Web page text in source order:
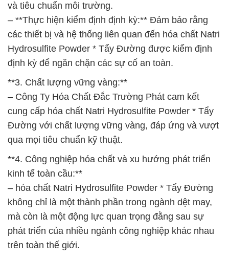
và tiêu chuẩn môi trường.
– **Thực hiện kiểm định định kỳ:** Đảm bảo rằng
các thiết bị và hệ thống liên quan đến hóa chất Natri
Hydrosulfite Powder * Tẩy Đường được kiểm định
định kỳ để ngăn chặn các sự cố an toàn.
**3. Chất lượng vững vàng:**
– Công Ty Hóa Chất Đắc Trường Phát cam kết
cung cấp hóa chất Natri Hydrosulfite Powder * Tẩy
Đường với chất lượng vững vàng, đáp ứng và vượt
qua mọi tiêu chuẩn kỹ thuật.
**4. Công nghiệp hóa chất và xu hướng phát triển
kinh tế toàn cầu:**
– hóa chất Natri Hydrosulfite Powder * Tẩy Đường
không chỉ là một thành phần trong ngành dệt may,
mà còn là một động lực quan trọng đằng sau sự
phát triển của nhiều ngành công nghiệp khác nhau
trên toàn thế giới.